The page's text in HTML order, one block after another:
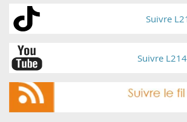
Suivre
Suivre